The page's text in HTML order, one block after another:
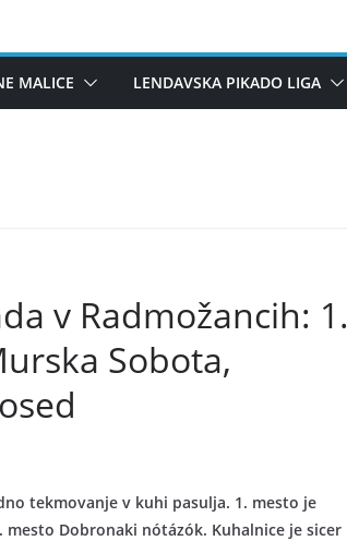
MALICE LENDAVSKA PIKADO LIGA
v Radmožancih: 1.
Sobota,
tekmovanje v kuhi pasulja. 1. mesto je
mesto Dobronaki nótázók. Kuhalnice je sicer